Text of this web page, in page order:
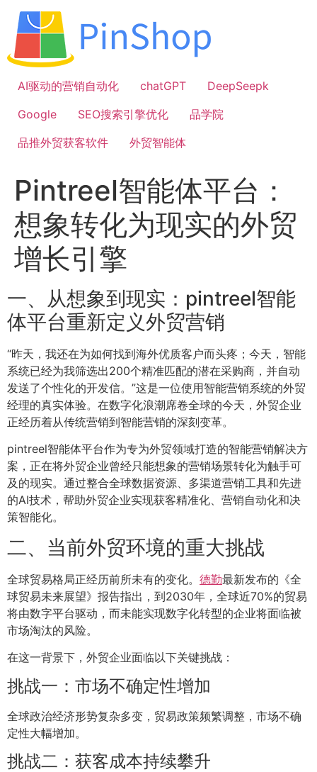
容
AI驱动的营销自动化
chatGPT
DeepSeepk
Google
SEO搜索引擎优化
品学院
品推外贸获客软件
外贸智能体
Pintreel智能体平台：
想象转化为现实的外贸
增长引擎
一、从想象到现实：pintreel智能
体平台重新定义外贸营销
“昨天，我还在为如何找到海外优质客户而头疼；今天，智能
系统已经为我筛选出200个精准匹配的潜在采购商，并自动
发送了个性化的开发信。”这是一位使用智能营销系统的外贸
经理的真实体验。在数字化浪潮席卷全球的今天，外贸企业
正经历着从传统营销到智能营销的深刻变革。
pintreel智能体平台作为专为外贸领域打造的智能营销解决方
案，正在将外贸企业曾经只能想象的营销场景转化为触手可
及的现实。通过整合全球数据资源、多渠道营销工具和先进
的AI技术，帮助外贸企业实现获客精准化、营销自动化和决
策智能化。
二、当前外贸环境的重大挑战
全球贸易格局正经历前所未有的变化。 德勤最新发布的《全
球贸易未来展望》报告指出，到2030年，全球近70%的贸易
将由数字平台驱动，而未能实现数字化转型的企业将面临被
市场淘汰的风险。
在这一背景下，外贸企业面临以下关键挑战：
挑战一：市场不确定性增加
全球政治经济形势复杂多变，贸易政策频繁调整，市场不确
定性大幅增加。
挑战二：获客成本持续攀升